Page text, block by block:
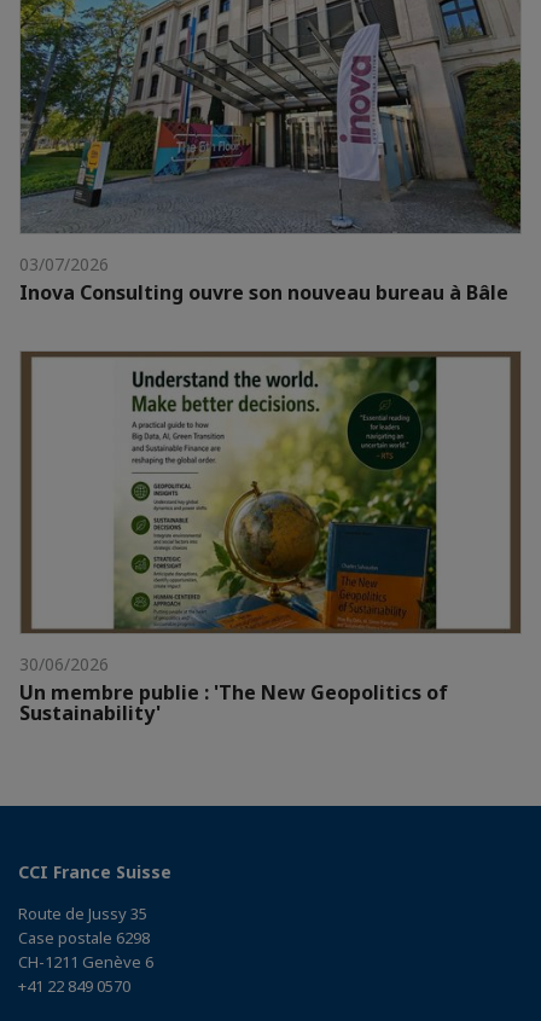
03/07/2026
Inova Consulting ouvre son nouveau bureau à Bâle
30/06/2026
Un membre publie : 'The New Geopolitics of
Sustainability'
CCI France Suisse
Route de Jussy 35
Case postale 6298
CH-1211 Genève 6
+41 22 849 0570